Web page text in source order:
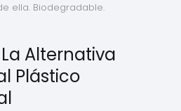
ella. Biodegradable.
Alternativa
Plástico